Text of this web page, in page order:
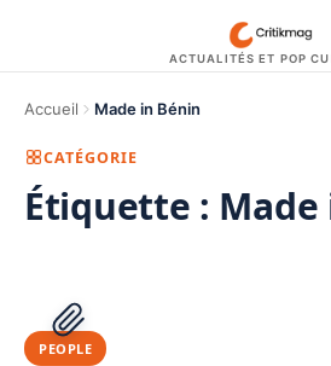
ACTUALITÉS ET POP
Accueil Made in Bénin
CATÉGORIE
Étiquette : Made
PUBLICITÉ
PEOPLE